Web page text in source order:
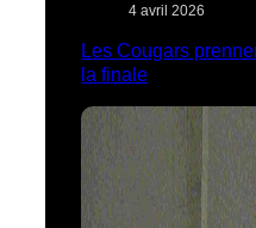
4 avril 2026
Les Cougars
la finale